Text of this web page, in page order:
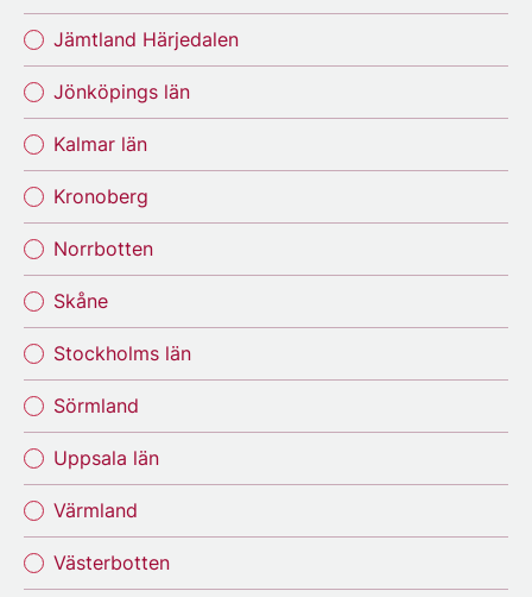
Jämtland Härjedalen
Jönköpings län
Kalmar län
Kronoberg
Norrbotten
Skåne
Stockholms län
Sörmland
Uppsala län
Värmland
Västerbotten